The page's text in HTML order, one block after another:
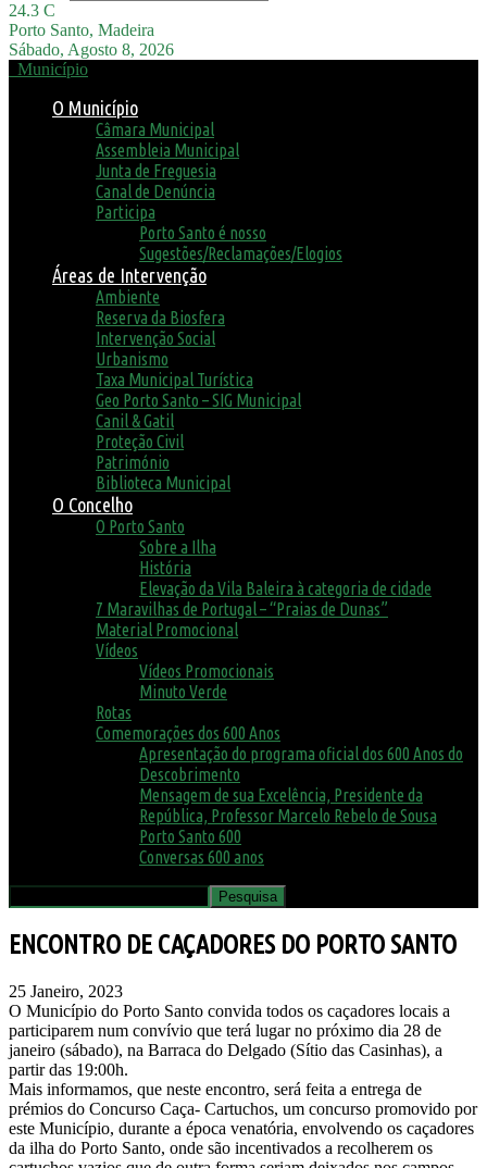
24.3 C
Porto Santo, Madeira
Sábado, Agosto 8, 2026
Município
O Município
Câmara Municipal
Assembleia Municipal
Junta de Freguesia
Canal de Denúncia
Participa
Porto Santo é nosso
Sugestões/Reclamações/Elogios
Áreas de Intervenção
Ambiente
Reserva da Biosfera
Intervenção Social
Urbanismo
Taxa Municipal Turística
Geo Porto Santo – SIG Municipal
Canil & Gatil
Proteção Civil
Património
Biblioteca Municipal
O Concelho
O Porto Santo
Sobre a Ilha
História
Elevação da Vila Baleira à categoria de cidade
7 Maravilhas de Portugal – “Praias de Dunas”
Material Promocional
Vídeos
Vídeos Promocionais
Minuto Verde
Rotas
Comemorações dos 600 Anos
Apresentação do programa oficial dos 600 Anos do
Descobrimento
Mensagem de sua Excelência, Presidente da
República, Professor Marcelo Rebelo de Sousa
Porto Santo 600
Conversas 600 anos
ENCONTRO DE CAÇADORES DO PORTO SANTO
25 Janeiro, 2023
O Município do Porto Santo convida todos os caçadores locais a
participarem num convívio que terá lugar no próximo dia 28 de
janeiro (sábado), na Barraca do Delgado (Sítio das Casinhas), a
partir das 19:00h.
Mais informamos, que neste encontro, será feita a entrega de
prémios do Concurso Caça- Cartuchos, um concurso promovido por
este Município, durante a época venatória, envolvendo os caçadores
da ilha do Porto Santo, onde são incentivados a recolherem os